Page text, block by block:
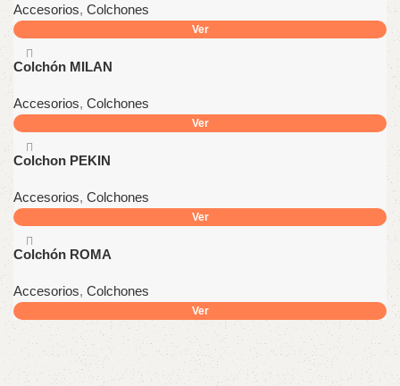
Accesorios, Colchones
Ver
Colchón MILAN
Accesorios, Colchones
Ver
Colchon PEKIN
Accesorios, Colchones
Ver
Colchón ROMA
Accesorios, Colchones
Ver